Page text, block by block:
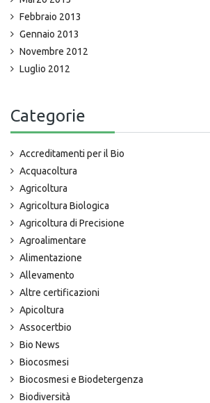
Febbraio 2013
Gennaio 2013
Novembre 2012
Luglio 2012
Categorie
Accreditamenti per il Bio
Acquacoltura
Agricoltura
Agricoltura Biologica
Agricoltura di Precisione
Agroalimentare
Alimentazione
Allevamento
Altre certificazioni
Apicoltura
Assocertbio
Bio News
Biocosmesi
Biocosmesi e Biodetergenza
Biodiversità